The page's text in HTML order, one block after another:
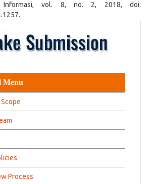
Informasi, vol. 8, no. 2, 2018, doi:
Menu
Process